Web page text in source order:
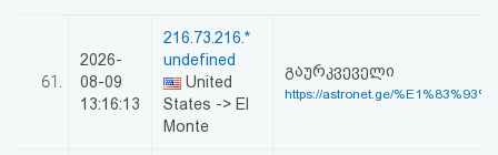
61.
2026-
08-09
13:16:13
216.73.216.*
undefined
United
States -> El
Monte
გაურკვეველი
https://astronet.ge/